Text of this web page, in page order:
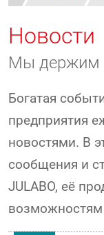
Новости
Мы держим
Богатая
предприятия
новостями. В
сообщения и
JULABO, её